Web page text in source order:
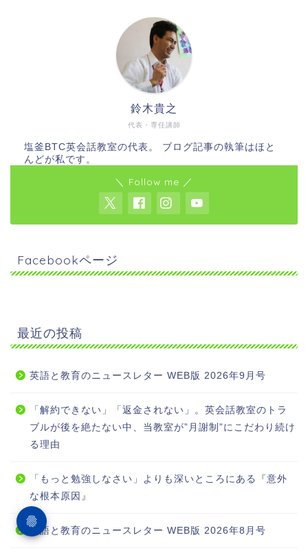
代表・専任講師
鈴木貴之
塩釜BTC英会話教室の代表。 ブログ記事の執筆はほと
んどが私です。
＼ Follow me ／
Facebookページ
最近の投稿
英語と教育のニュースレター WEB版 2026年9月号
「解約できない」「返金されない」。英会話教室のトラ
ブルが後を絶たない中、当教室が”月謝制”にこだわり続け
る理由
「もっと勉強しなさい」よりも深いところにある『意外
な根本原因』
英語と教育のニュースレター WEB版 2026年8月号